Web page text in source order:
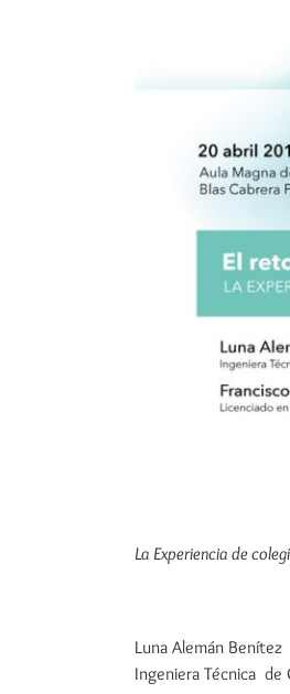
La Experiencia de
Luna Alemán Benítez
Ingeniera Técnica de